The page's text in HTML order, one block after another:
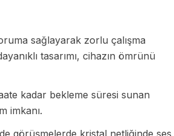
sağlayarak zorlu çalışma
tasarımı, cihazın ömrünü
kadar bekleme süresi sunan
imkanı.
görüşmelerde kristal netliğinde ses